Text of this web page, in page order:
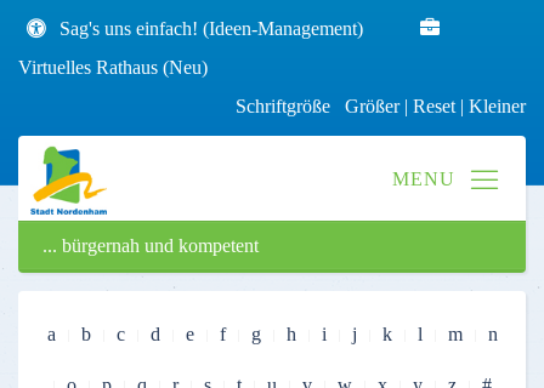
Sag's uns einfach! (Ideen-Management)
Virtuelles Rathaus (Neu)
Schriftgröße Größer| Reset | Kleiner
... bürgernah und kompetent
a b c d e f g h i j k l m n